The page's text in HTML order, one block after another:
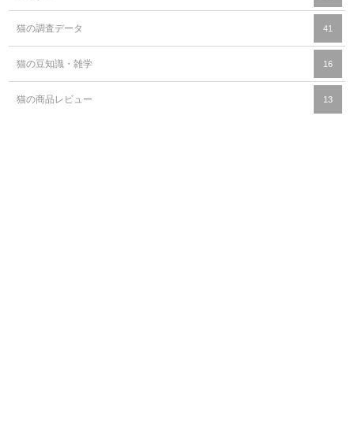
猫の調査データ 41
猫の豆知識・雑学 16
猫の商品レビュー 13